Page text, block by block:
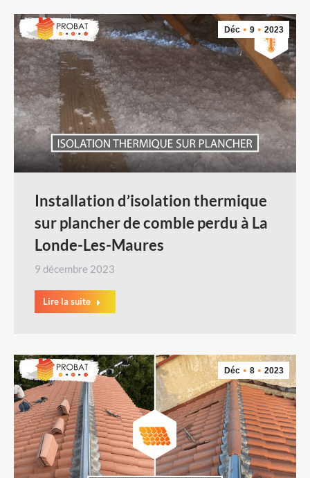
Déc 9 2023
Installation d’isolation thermique
sur plancher de comble perdu à La
Londe-Les-Maures
9 décembre 2023
Lire la suite
Déc 8 2023